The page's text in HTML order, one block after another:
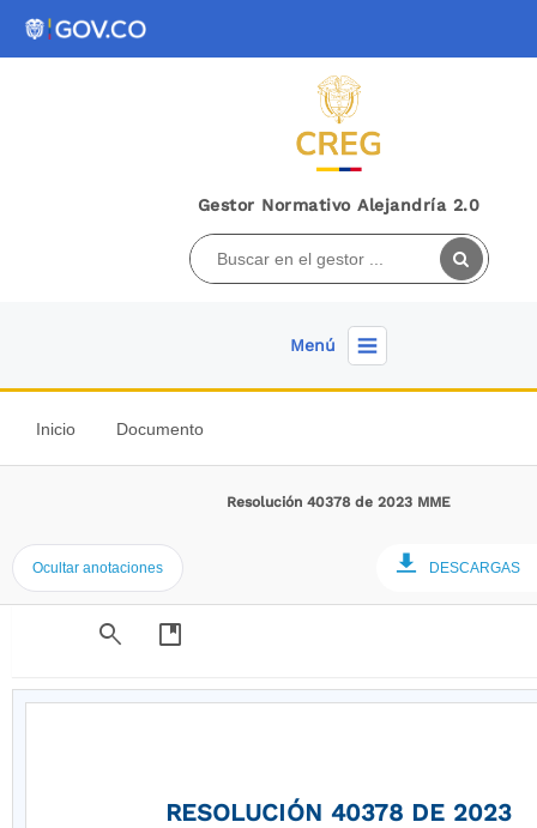
Gestor Normativo Alejandría 2.0
Menú
Inicio Documento
Resolución 40378 de 2023 MME
Ocultar anotaciones DESCARGAS
search developer_guide
RESOLUCIÓN 40378 DE 2023